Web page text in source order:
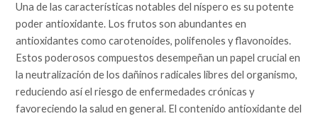
Una de las características notables del níspero es su potente
poder antioxidante. Los frutos son abundantes en
antioxidantes como carotenoides, polifenoles y flavonoides.
Estos poderosos compuestos desempeñan un papel crucial en
la neutralización de los dañinos radicales libres del organismo,
reduciendo así el riesgo de enfermedades crónicas y
favoreciendo la salud en general. El contenido antioxidante del